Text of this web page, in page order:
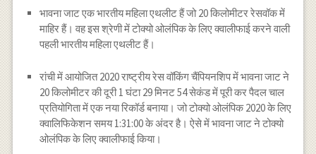
भावना जाट एक भारतीय महिला एथलीट हैं जो 20 किलोमीटर रेसवॉक में
माहिर हैं। वह इस श्रेणी में टोक्यो ओलंपिक के लिए क्वालीफाई करने वाली
पहली भारतीय महिला एथलीट हैं।
रांची में आयोजित 2020 राष्ट्रीय रेस वॉकिंग चैंपियनशिप में भावना जाट ने
20 किलोमीटर की दूरी 1 घंटा 29 मिनट 54 सेकंड में पूरी कर पैदल चाल
प्रतियोगिता में एक नया रिकॉर्ड बनाया। जो टोक्यो ओलंपिक 2020 के लिए
क्वालिफिकेशन समय 1:31:00 के अंदर है। ऐसे में भावना जाट ने टोक्यो
ओलंपिक के लिए क्वालीफाई किया।